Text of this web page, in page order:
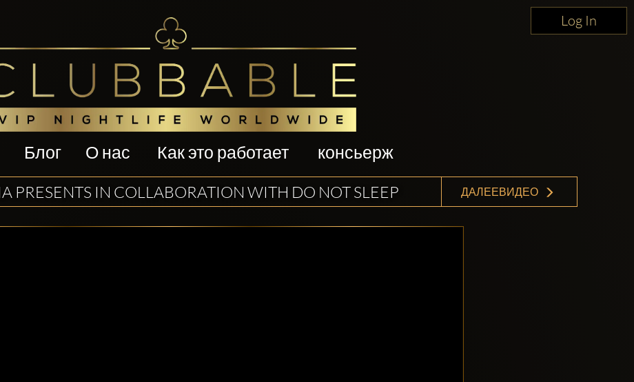
Log In
Блог О нас Как это работает консьерж
PRESENTS IN COLLABORATION WITH DO NOT SLEEP ДАЛЕЕВИДЕО